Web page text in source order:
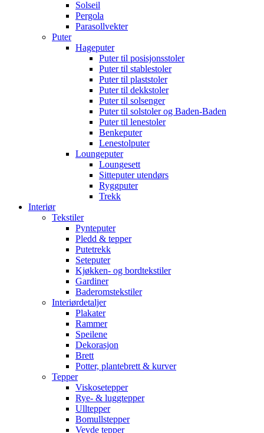
Solseil
Pergola
Parasollvekter
Puter
Hageputer
Puter til posisjonsstoler
Puter til stablestoler
Puter til plaststoler
Puter til dekkstoler
Puter til solsenger
Puter til solstoler og Baden-Baden
Puter til lenestoler
Benkeputer
Lenestolputer
Loungeputer
Loungesett
Sitteputer utendørs
Ryggputer
Trekk
Interiør
Tekstiler
Pynteputer
Pledd & tepper
Putetrekk
Seteputer
Kjøkken- og bordtekstiler
Gardiner
Baderomstekstiler
Interiørdetaljer
Plakater
Rammer
Speilene
Dekorasjon
Brett
Potter, plantebrett & kurver
Tepper
Viskosetepper
Rye- & luggtepper
Ulltepper
Bomullstepper
Vevde tepper